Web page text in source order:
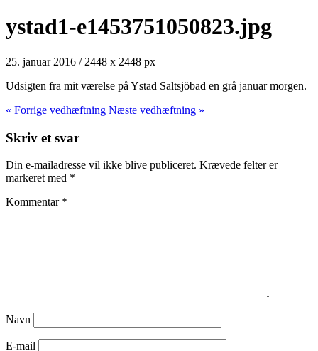
ystad1-e1453751050823.jpg
25. januar 2016 / 2448 x 2448 px
Udsigten fra mit værelse på Ystad Saltsjöbad en grå januar morgen.
« Forrige vedhæftning Næste vedhæftning »
Skriv et svar
Din e-mailadresse vil ikke blive publiceret. Krævede felter er
markeret med *
Kommentar *
Navn
E-mail